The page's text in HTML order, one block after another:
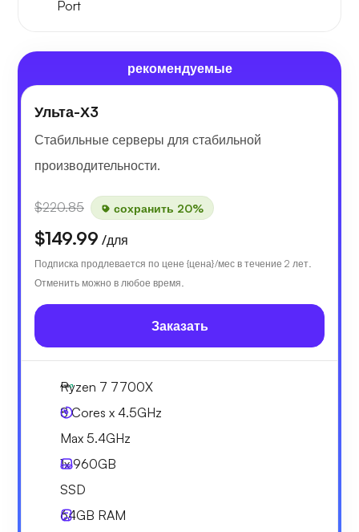
Port
рекомендуемые
Ульта-Х3
Стабильные серверы для стабильной
производительности.
$220.85 сохранить 20%
$149.99 /для
Подписка продлевается по цене {цена}/мес в течение 2 лет.
Отменить можно в любое время.
Заказать
Ryzen 7 7700X
8 Cores x 4.5GHz
Max 5.4GHz
1x960GB
SSD
64GB RAM